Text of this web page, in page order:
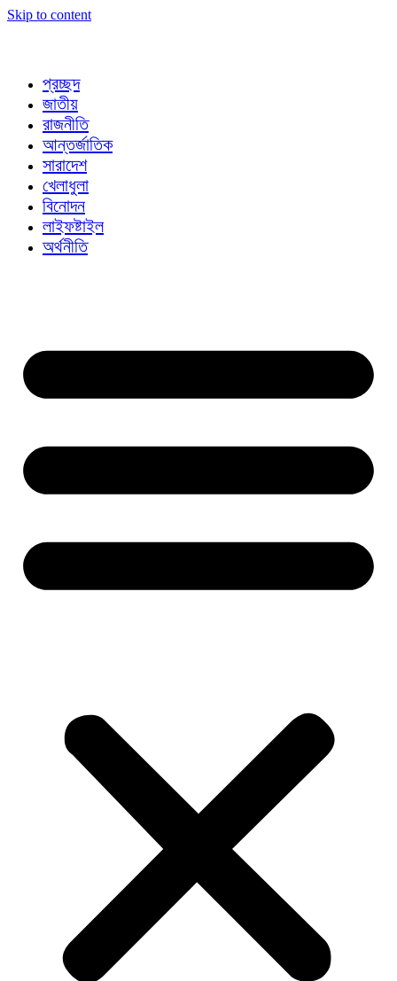
Skip to content
প্রচ্ছদ
জাতীয়
রাজনীতি
আন্তর্জাতিক
সারাদেশ
খেলাধুলা
বিনোদন
লাইফষ্টাইল
অর্থনীতি